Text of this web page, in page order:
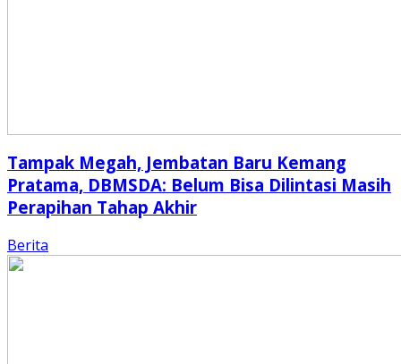
Tampak Megah, Jembatan Baru Kemang
Pratama, DBMSDA: Belum Bisa Dilintasi Masih
Perapihan Tahap Akhir
Berita